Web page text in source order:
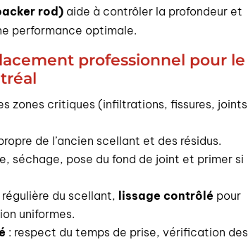
rod) aide à contrôler la profondeur et
performance optimale.
professionnel pour le
zones critiques (infiltrations, fissures, joints
de l’ancien scellant et des résidus.
séchage, pose du fond de joint et primer si
du scellant, lissage contrôlé pour
uniformes.
: respect du temps de prise, vérification des